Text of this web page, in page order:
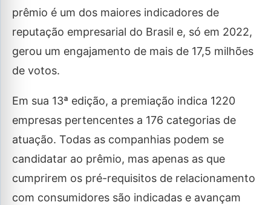
prêmio é um dos maiores indicadores de
reputação empresarial do Brasil e, só em 2022,
gerou um engajamento de mais de 17,5 milhões
de votos.
Em sua 13ª edição, a premiação indica 1220
empresas pertencentes a 176 categorias de
atuação. Todas as companhias podem se
candidatar ao prêmio, mas apenas as que
cumprirem os pré-requisitos de relacionamento
com consumidores são indicadas e avançam